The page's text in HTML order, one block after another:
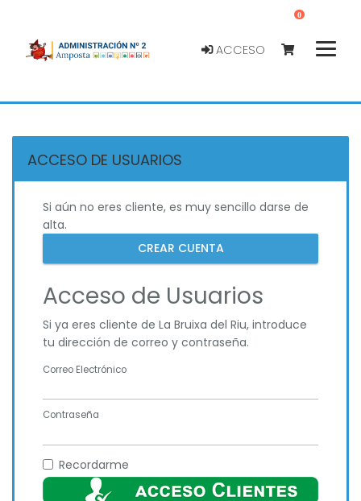
ACCESO
0
ACCESO DE USUARIOS
Si aún no eres cliente, es muy sencillo darse de
alta.
CREAR CUENTA
Acceso de Usuarios
Si ya eres cliente de La Bruixa del Riu, introduce
tu dirección de correo y contraseña.
Correo Electrónico
Contraseña
Recordarme